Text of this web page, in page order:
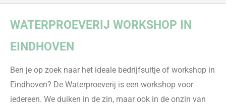
WATERPROEVERIJ WORKSHOP IN
EINDHOVEN
Ben je op zoek naar het ideale bedrijfsuitje of workshop in
Eindhoven? De Waterproeverij is een workshop voor
iedereen. We duiken in de zin, maar ook in de onzin van